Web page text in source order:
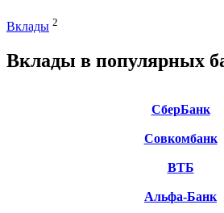
Вклады 2
Вклады в популярных
СберБанк
Совкомбанк
ВТБ
Альфа-Банк